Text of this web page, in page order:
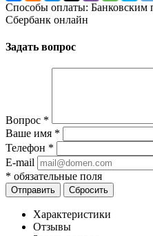
Способы оплаты: Банковским
Сбербанк онлайн
Задать вопрос
Вопрос *
Ваше имя *
Телефон *
E-mail
* обязательные поля
Отправить Сбросить
Характеристики
Отзывы